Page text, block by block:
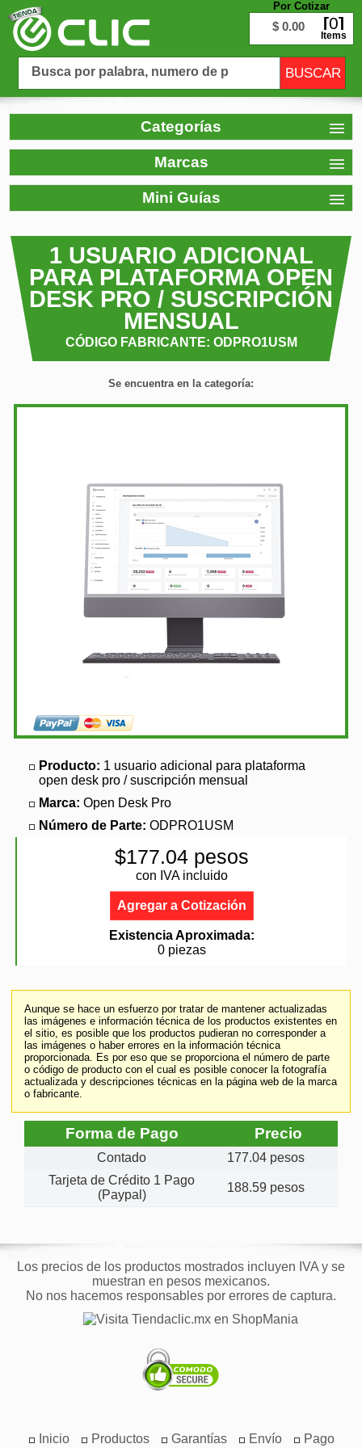
Por Cotizar
$ 0.00 0
Items
Categorías
Marcas
Mini Guías
1 USUARIO ADICIONAL
PARA PLATAFORMA OPEN
DESK PRO / SUSCRIPCIÓN
MENSUAL
CÓDIGO FABRICANTE: ODPRO1USM
Se encuentra en la categoría:
Producto: 1 usuario adicional para plataforma
open desk pro / suscripción mensual
Marca: Open Desk Pro
Número de Parte: ODPRO1USM
$177.04 pesos
con IVA incluido
Agregar a Cotización
Existencia Aproximada:
0 piezas
Aunque se hace un esfuerzo por tratar de mantener actualizadas
las imágenes e información técnica de los productos existentes en
el sitio, es posible que los productos pudieran no corresponder a
las imágenes o haber errores en la información técnica
proporcionada. Es por eso que se proporciona el número de parte
o código de producto con el cual es posible conocer la fotografía
actualizada y descripciones técnicas en la página web de la marca
o fabricante.
Forma de Pago Precio
Contado
177.04 pesos
Tarjeta de Crédito 1 Pago
(Paypal)
188.59 pesos
Los precios de los productos mostrados incluyen IVA y se
muestran en pesos mexicanos.
No nos hacemos responsables por errores de captura.
Inicio Productos Garantías Envío Pago